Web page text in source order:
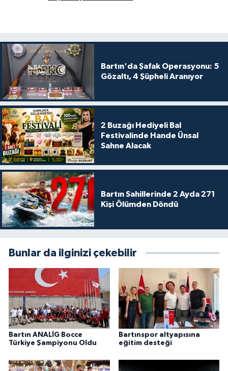
Bartın'da Şafak Operasyonu: 5
Gözaltı, 4 Şüpheli Aranıyor
2 Buzağı Hediyeli Bal
Festivalinde Hande Ünsal
Sahne Alacak
Bartın Sahillerinde 2 Ayda 271
Kişi Ölümden Döndü
Bunlar da ilginizi çekebilir
Bartın ANALİG Bocce
Türkiye Şampiyonu Oldu
Bartınspor altyapısına
eğitim desteği